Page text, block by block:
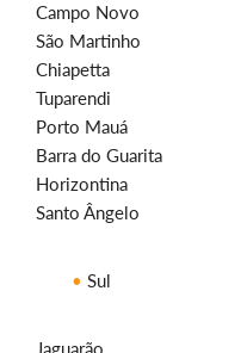
Campo Novo
São Martinho
Chiapetta
Tuparendi
Porto Mauá
Barra do Guarita
Horizontina
Santo Ângelo
Sul
Jaguarão